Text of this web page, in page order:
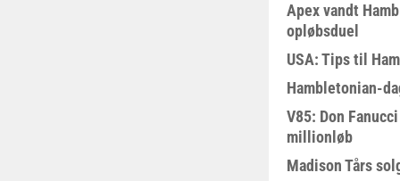
Apex vandt
opløbsduel
USA: Tips til
Hambletonian-
V85: Don
millionløb
Madison Tårs